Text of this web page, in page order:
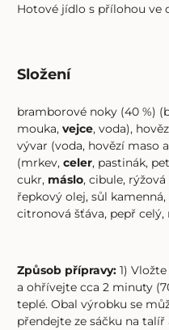
Hotové jídlo s přílohou ve
Složení
bramborové noky (40 %)
mouka,vejce, voda),
vývar (voda, hovězí maso
(mrkev,celer, pastinák,
cukr, máslo, cibule,
řepkový olej, sůl
citronová šťáva, pepř
Způsob přípravy: 1)
a ohřívejte cca 2 minuty
teplé. Obal výrobku se
přendejte ze sáčku na